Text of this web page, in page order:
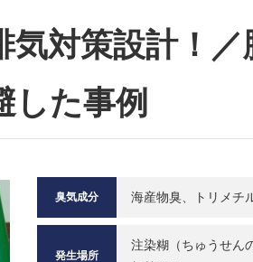
気対策設計！／
した事例
臭気成分 海産物臭、トリメチ
発生場所
注染糊（ちゅうせん